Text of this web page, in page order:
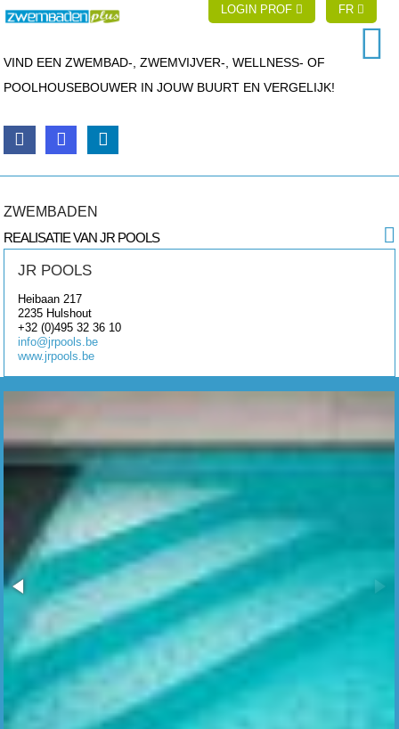
LOGIN PROF FR
VIND EEN ZWEMBAD-, ZWEMVIJVER-, WELLNESS- OF
POOLHOUSEBOUWER IN JOUW BUURT EN VERGELIJK!
ZWEMBADEN
REALISATIE VAN JR POOLS
JR POOLS
Heibaan 217
2235 Hulshout
+32 (0)495 32 36 10
info@jrpools.be
www.jrpools.be